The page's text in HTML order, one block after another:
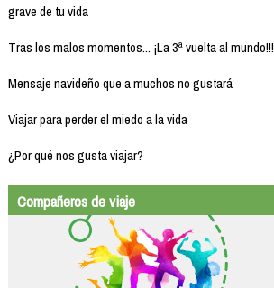
grave de tu vida
Tras los malos momentos... ¡La 3ª vuelta al mundo!!!
Mensaje navideño que a muchos no gustará
Viajar para perder el miedo a la vida
¿Por qué nos gusta viajar?
Compañeros de viaje